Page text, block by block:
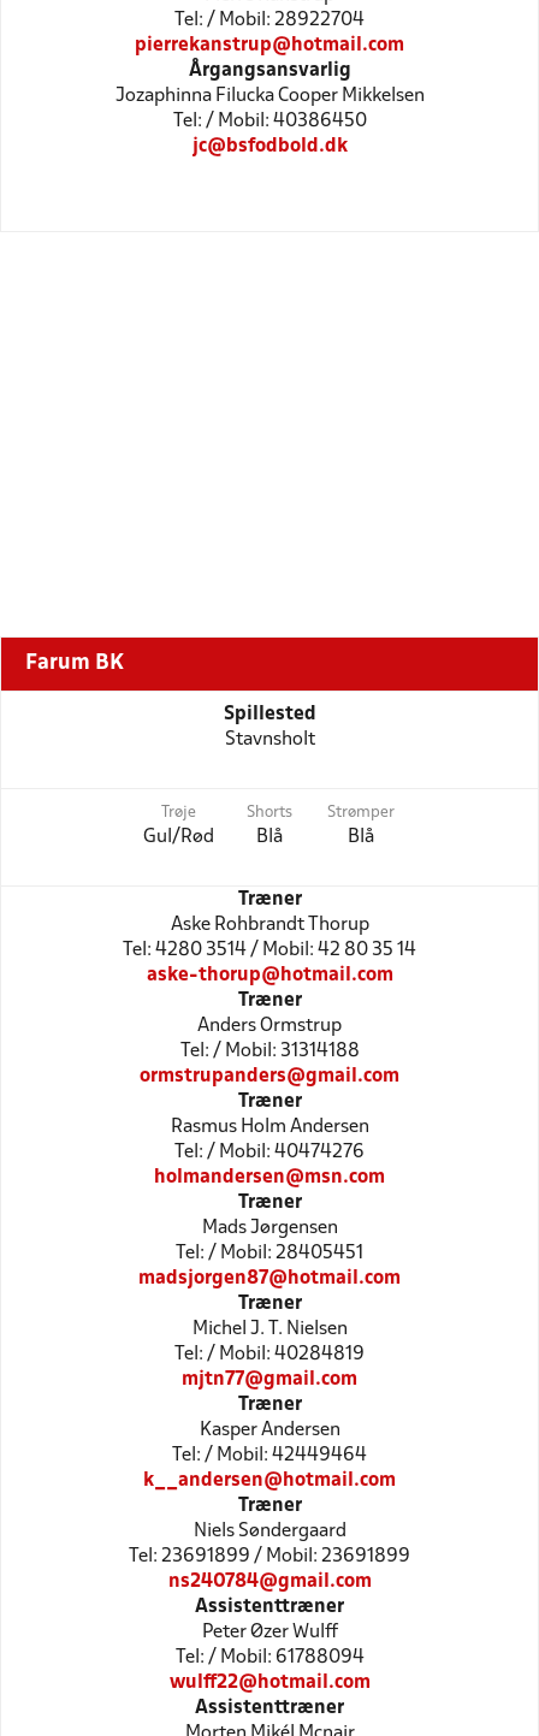
Tel: / Mobil: 28922704
pierrekanstrup@hotmail.com
Årgangsansvarlig
Jozaphinna Filucka Cooper Mikkelsen
Tel: / Mobil: 40386450
jc@bsfodbold.dk
Farum BK
Spillested
Stavnsholt
Trøje
Gul/Rød
Shorts
Blå
Strømper
Blå
Træner
Aske Rohbrandt Thorup
Tel: 4280 3514 / Mobil: 42 80 35 14
aske-thorup@hotmail.com
Træner
Anders Ormstrup
Tel: / Mobil: 31314188
ormstrupanders@gmail.com
Træner
Rasmus Holm Andersen
Tel: / Mobil: 40474276
holmandersen@msn.com
Træner
Mads Jørgensen
Tel: / Mobil: 28405451
madsjorgen87@hotmail.com
Træner
Michel J. T. Nielsen
Tel: / Mobil: 40284819
mjtn77@gmail.com
Træner
Kasper Andersen
Tel: / Mobil: 42449464
k__andersen@hotmail.com
Træner
Niels Søndergaard
Tel: 23691899 / Mobil: 23691899
ns240784@gmail.com
Assistenttræner
Peter Øzer Wulff
Tel: / Mobil: 61788094
wulff22@hotmail.com
Assistenttræner